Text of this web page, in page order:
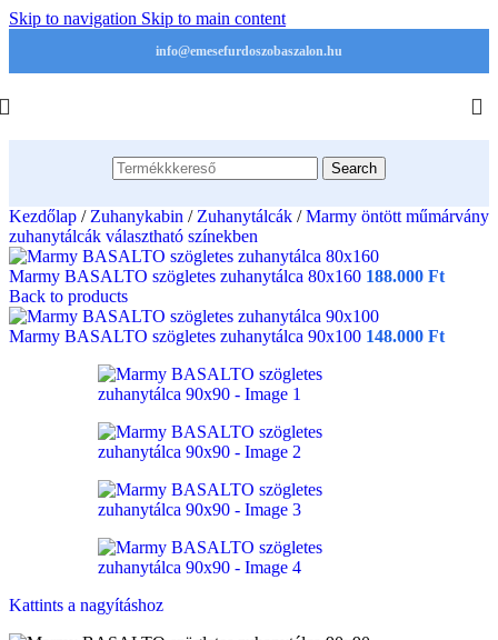
Skip to navigation Skip to main content
info@emesefurdoszobaszalon.hu
Search
Kezdőlap / Zuhanykabin / Zuhanytálcák / Marmy öntött műmárvány
zuhanytálcák választható színekben
Marmy BASALTO szögletes zuhanytálca 80x160 188.000 Ft
Back to products
Marmy BASALTO szögletes zuhanytálca 90x100 148.000 Ft
Kattints a nagyításhoz